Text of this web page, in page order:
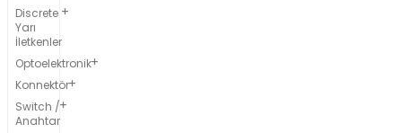
Discrete
Yarı
İletkenler
Optoelektronik
Konnektör
Switch /
Anahtar